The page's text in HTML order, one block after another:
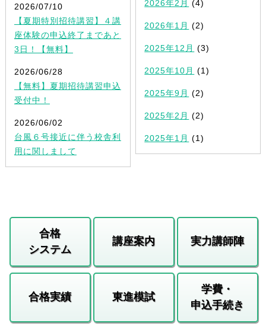
2026/07/10
【夏期特別招待講習】４講
座体験の申込終了まであと
3日！【無料】
2026/06/28
【無料】夏期招待講習申込
受付中！
2026/06/02
台風６号接近に伴う校舎利
用に関しまして
2026年2月 (4)
2026年1月 (2)
2025年12月 (3)
2025年10月 (1)
2025年9月 (2)
2025年2月 (2)
2025年1月 (1)
合格
システム
講座案内 実力講師陣
合格実績 東進模試
学費・
申込手続き